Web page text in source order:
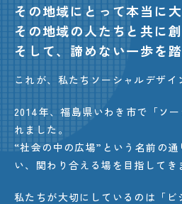
その地域にとって本当に
その地域の人たちと共に創
そして、 諦めない一歩を
これが、私たちソーシャルデザイ
2014年、福島県いわき市で「ソ
れました。
“社会の中の広場”という名前の
い、関わり合える場を目指してき
私たちが大切にしているのは「ビ